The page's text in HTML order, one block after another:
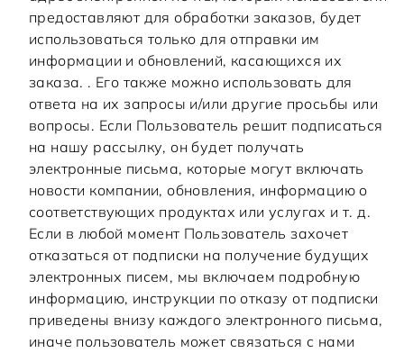
предоставляют для обработки заказов, будет
использоваться только для отправки им
информации и обновлений, касающихся их
заказа. . Его также можно использовать для
ответа на их запросы и/или другие просьбы или
вопросы. Если Пользователь решит подписаться
на нашу рассылку, он будет получать
электронные письма, которые могут включать
новости компании, обновления, информацию о
соответствующих продуктах или услугах и т. д.
Если в любой момент Пользователь захочет
отказаться от подписки на получение будущих
электронных писем, мы включаем подробную
информацию, инструкции по отказу от подписки
приведены внизу каждого электронного письма,
иначе пользователь может связаться с нами